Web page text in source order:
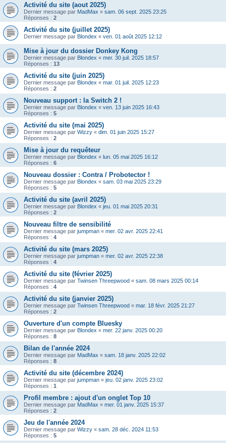
Activité du site (aout 2025)
Dernier message par MadMax « sam. 06 sept. 2025 23:25
Réponses : 2
Activité du site (juillet 2025)
Dernier message par Blondex « ven. 01 août 2025 12:12
Mise à jour du dossier Donkey Kong
Dernier message par Blondex « mer. 30 juil. 2025 18:57
Réponses : 13
Activité du site (juin 2025)
Dernier message par Blondex « mar. 01 juil. 2025 12:23
Réponses : 2
Nouveau support : la Switch 2 !
Dernier message par Blondex « ven. 13 juin 2025 16:43
Réponses : 5
Activité du site (mai 2025)
Dernier message par Wizzy « dim. 01 juin 2025 15:27
Réponses : 2
Mise à jour du requêteur
Dernier message par Blondex « lun. 05 mai 2025 16:12
Réponses : 6
Nouveau dossier : Contra / Probotector !
Dernier message par Blondex « sam. 03 mai 2025 23:29
Réponses : 5
Activité du site (avril 2025)
Dernier message par Blondex « jeu. 01 mai 2025 20:31
Réponses : 2
Nouveau filtre de sensibilité
Dernier message par jumpman « mer. 02 avr. 2025 22:41
Réponses : 4
Activité du site (mars 2025)
Dernier message par jumpman « mer. 02 avr. 2025 22:38
Réponses : 4
Activité du site (février 2025)
Dernier message par Twinsen Threepwood « sam. 08 mars 2025 00:14
Réponses : 4
Activité du site (janvier 2025)
Dernier message par Twinsen Threepwood « mar. 18 févr. 2025 21:27
Réponses : 2
Ouverture d'un compte Bluesky
Dernier message par Blondex « mer. 22 janv. 2025 00:20
Réponses : 8
Bilan de l'année 2024
Dernier message par MadMax « sam. 18 janv. 2025 22:02
Réponses : 8
Activité du site (décembre 2024)
Dernier message par jumpman « jeu. 02 janv. 2025 23:02
Réponses : 1
Profil membre : ajout d'un onglet Top 10
Dernier message par MadMax « mer. 01 janv. 2025 15:37
Réponses : 2
Jeu de l'année 2024
Dernier message par Wizzy « sam. 28 déc. 2024 11:53
Réponses : 5